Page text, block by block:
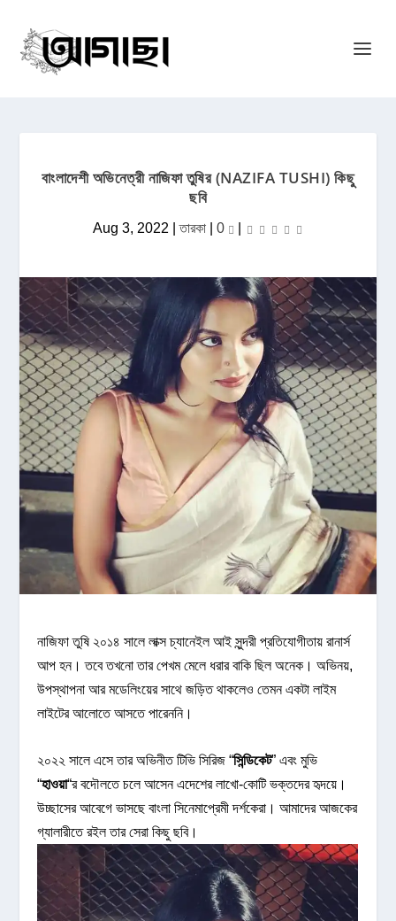
বাংলাদেশী অভিনেত্রী নাজিফা তুষির (NAZIFA TUSHI) কিছু
ছবি
Aug 3, 2022 |তারকা 0
নাজিফা তুষি ২০১৪ সালে লাক্স চ্যানেইল আই সুন্দরী প্রতিযোগীতায় রানার্স
আপ হন। তবে তখনো তার পেখম মেলে ধরার বাকি ছিল অনেক। অভিনয়,
উপস্থাপনা আর মডেলিংয়ের সাথে জড়িত থাকলেও তেমন একটা লাইম
লাইটের আলোতে আসতে পারেননি।
২০২২ সালে এসে তার অভিনীত টিভি সিরিজ “সিন্ডিকেট” এবং মুভি
“হাওয়া“র বদৌলতে চলে আসেন এদেশের লাখো-কোটি ভক্তদের হৃদয়ে।
উচ্ছাসের আবেগে ভাসছে বাংলা সিনেমাপ্রেমী দর্শকেরা। আমাদের আজকের
গ্যালারীতে রইল তার সেরা কিছু ছবি।